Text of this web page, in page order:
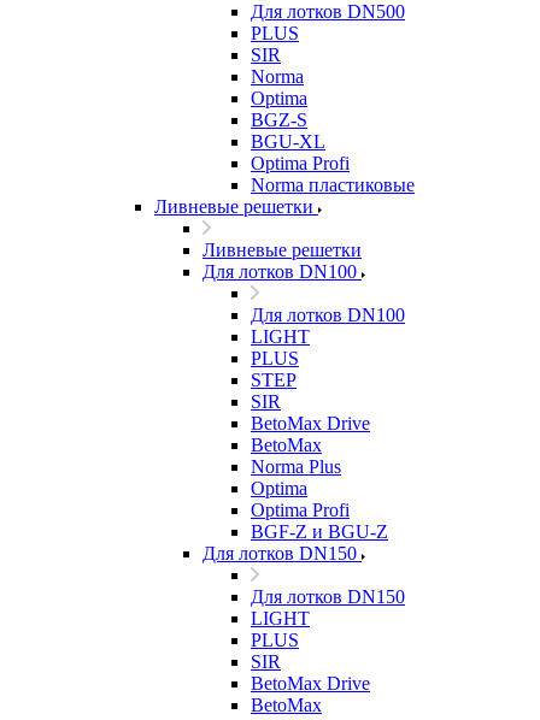
Для лотков DN500
PLUS
SIR
Norma
Optima
BGZ-S
BGU-XL
Optima Profi
Norma пластиковые
Ливневые решетки
Ливневые решетки
Для лотков DN100
Для лотков DN100
LIGHT
PLUS
STEP
SIR
BetoMax Drive
BetoMax
Norma Plus
Optima
Optima Profi
BGF-Z и BGU-Z
Для лотков DN150
Для лотков DN150
LIGHT
PLUS
SIR
BetoMax Drive
BetoMax